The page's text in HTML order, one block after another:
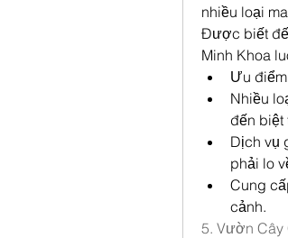
nhiều loại
Được biết
Minh Khoa
Ưu
Nhiều
đến biệt
Dịch vụ
phải lo
Cung
cảnh.
5. Vườn Cây